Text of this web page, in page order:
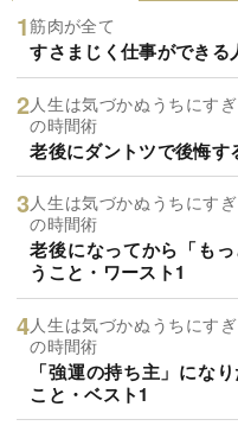
筋肉が全て
すさまじく仕事ができる
人生は気づかぬうちにす
の時間術
老後にダントツで後悔す
人生は気づかぬうちにす
の時間術
老後になってから「も
うこと・ワースト1
人生は気づかぬうちにす
の時間術
「強運の持ち主」にな
こと・ベスト1